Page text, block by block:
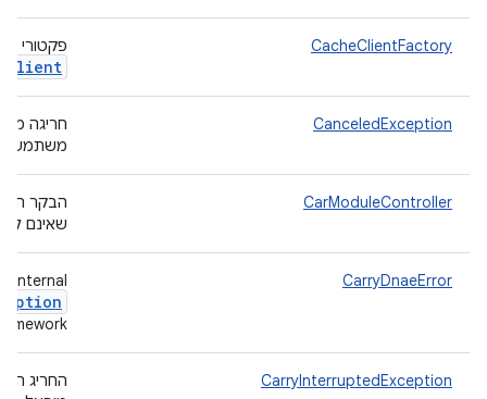
CacheClientFactory פקטורי (factory) שיוצר מופע יחיד של
Client
CanceledException
חריגה
משתמש
CarModuleController
הבקר
שאינם
CarryDnaeError
‫Internal
CarryInterruptedException החריג